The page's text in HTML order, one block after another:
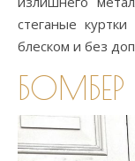
стеганые
блеском и без
БОМБЕР